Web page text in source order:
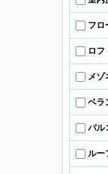
フロ
ロフ
メゾ
ベラ
バル
ルー